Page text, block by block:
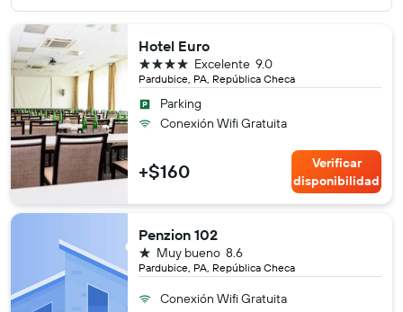
Hotel Euro
Pardubice, PA, República Checa
9.0
Excelente
4 estrellas
Parking
Conexión Wifi Gratuita
+$160
Verificar
disponibilidad
Penzion 102
Pardubice, PA, República Checa
8.6
Muy bueno
1 estrella
Conexión Wifi Gratuita